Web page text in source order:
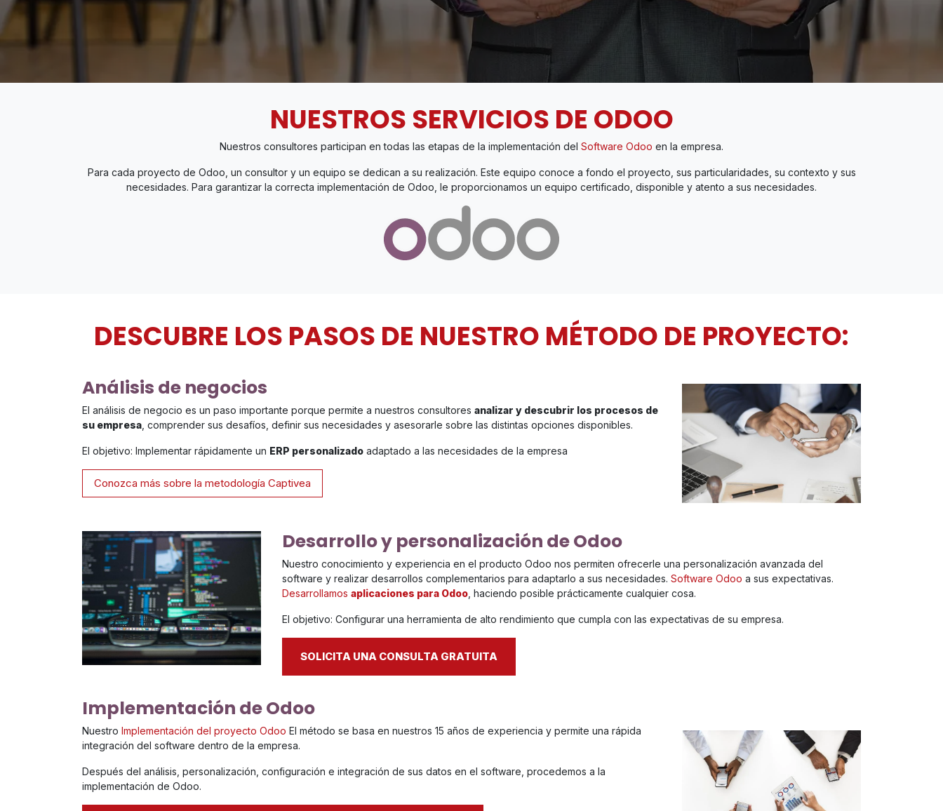
NUESTROS SERVICIOS DE ODOO
Nuestros consultores participan en todas las etapas de la implementación del Software Odoo en la empresa.
Para cada proyecto de Odoo, un consultor y un equipo se dedican a su realización. Este equipo conoce a fondo el proyecto, sus particularidades, su contexto y sus
necesidades. Para garantizar la correcta implementación de Odoo, le proporcionamos un equipo certificado, disponible y atento a sus necesidades.
DESCUBRE LOS PASOS DE NUESTRO MÉTODO DE PROYECTO:
Análisis de negocios
El análisis de negocio es un paso importante porque permite a nuestros consultores analizar y descubrir los procesos de
su empresa , comprender sus desafíos, definir sus necesidades y asesorarle sobre las distintas opciones disponibles.
El objetivo: Implementar rápidamente un ERP personalizado adaptado a las necesidades de la empresa
Conozca más sobre la metodología Captivea
Desarrollo y personalización de Odoo
Nuestro conocimiento y experiencia en el producto Odoo nos permiten ofrecerle una personalización avanzada del
software y realizar desarrollos complementarios para adaptarlo a sus necesidades. Software Odoo a sus expectativas.
Desarrollamos aplicaciones para Odoo , haciendo posible prácticamente cualquier cosa.
El objetivo: Configurar una herramienta de alto rendimiento que cumpla con las expectativas de su empresa.
SOLICITA UNA CONSULTA GRATUITA
Implementación de Odoo
Nuestro Implementación del proyecto Odoo El método se basa en nuestros 15 años de experiencia y permite una rápida
integración del software dentro de la empresa.
Después del análisis, personalización, configuración e integración de sus datos en el software, procedemos a la
implementación de Odoo.